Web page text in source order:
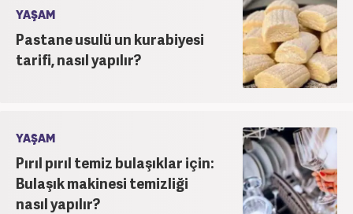
YAŞAM
Pastane usulü un kurabiyesi
tarifi, nasıl yapılır?
YAŞAM
Pırıl pırıl temiz bulaşıklar için:
Bulaşık makinesi temizliği
nasıl yapılır?